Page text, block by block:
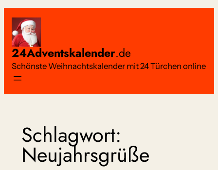
Inhalt
springen
24Adventskalender.de
Schönste Weihnachtskalender mit 24 Türchen online
Schlagwort:
Neujahrsgrüße